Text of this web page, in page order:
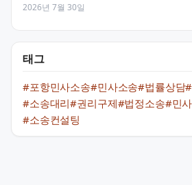
2026년 7월 30일
태그
#포항민사소송#민사소송#법률상담
#소송대리#권리구제#법정소송#민
#소송컨설팅